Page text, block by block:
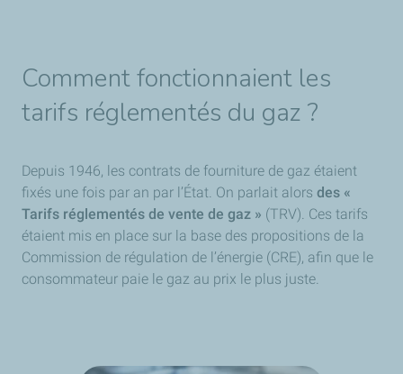
Comment fonctionnaient les
tarifs réglementés du gaz ?
Depuis 1946, les contrats de fourniture de gaz étaient
fixés une fois par an par l’État. On parlait alors des «
Tarifs réglementés de vente de gaz » (TRV). Ces tarifs
étaient mis en place sur la base des propositions de la
Commission de régulation de l’énergie (CRE), afin que le
consommateur paie le gaz au prix le plus juste.